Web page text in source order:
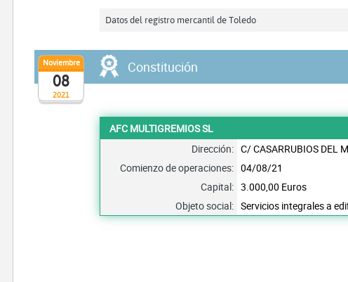
Datos del registro mercantil de Toledo
2021
Noviembre
08
Constitución
AFC MULTIGREMIOS SL
Dirección: C/ CASARRUBIOS DEL
Comienzo de operaciones: 04/08/21
Capital: 3.000,00 Euros
Objeto social: Servicios integrales a